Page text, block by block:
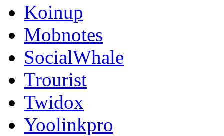
Koinup
Mobnotes
SocialWhale
Trourist
Twidox
Yoolinkpro